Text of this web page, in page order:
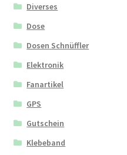
Diverses
Dose
Dosen Schnüffler
Elektronik
Fanartikel
GPS
Gutschein
Klebeband